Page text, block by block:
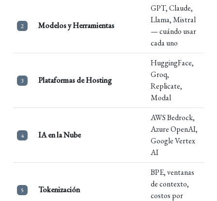
2 Modelos y Herramientas
GPT, Claude,
Llama, Mistral
— cuándo usar
cada uno
3 Plataformas de Hosting
HuggingFace,
Groq,
Replicate,
Modal
4 IA en la Nube
AWS Bedrock,
Azure OpenAI,
Google Vertex
AI
5 Tokenización
BPE, ventanas
de contexto,
costos por